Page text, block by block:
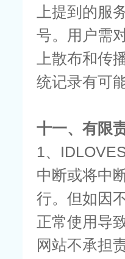
上提到的服
号。用户需
上散布和传
统记录有可
十一、有限
1、
中断或将中
行。但如因
正常使用导
网站不承担